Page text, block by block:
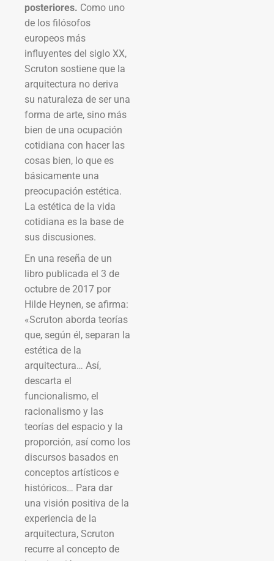
posteriores. Como uno
de los filósofos
europeos más
influyentes del siglo XX,
Scruton sostiene que la
arquitectura no deriva
su naturaleza de ser una
forma de arte, sino más
bien de una ocupación
cotidiana con hacer las
cosas bien, lo que es
básicamente una
preocupación estética.
La estética de la vida
cotidiana es la base de
sus discusiones.
En una reseña de un
libro publicada el 3 de
octubre de 2017 por
Hilde Heynen, se afirma:
«Scruton aborda teorías
que, según él, separan la
estética de la
arquitectura… Así,
descarta el
funcionalismo, el
racionalismo y las
teorías del espacio y la
proporción, así como los
discursos basados en
conceptos artísticos e
históricos… Para dar
una visión positiva de la
experiencia de la
arquitectura, Scruton
recurre al concepto de